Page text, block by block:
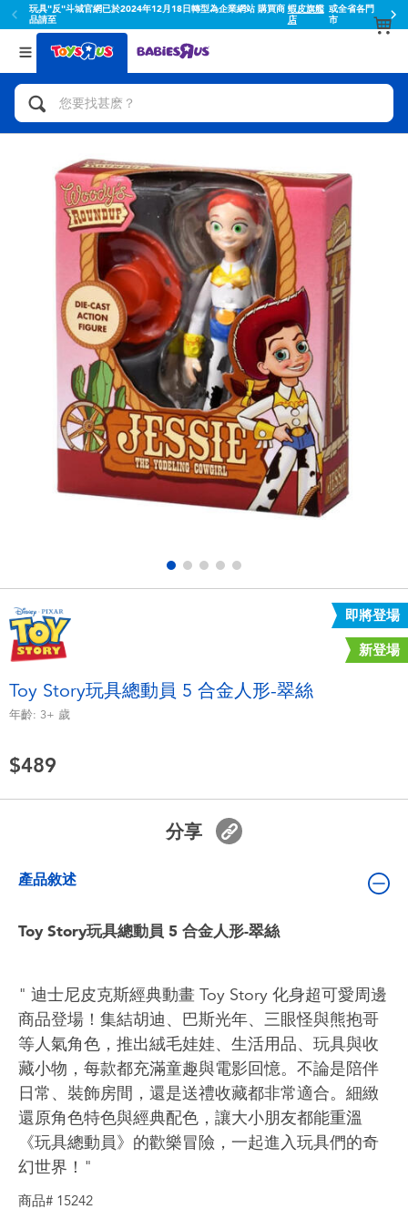
玩具"反"斗城官網已於2024年12月18日轉型為企業網站 購買商
品請至
蝦皮旗艦
店
或全省各門
市
返回
分類目錄
人氣英雄,角色扮演,射擊玩具
腳踏車,滑板車,騎乘車
拼砌組合及樂高LEGO
玩具車,貨車,火車及遙控系列
手工藝,文具,蠟筆,泥膠,畫板
娃娃, 芭比,收藏公仔
電子玩具
遊戲及拼圖系列
派對用品
電池
任天堂 Switch
盲盒
角色收藏
生活雜貨
返回
品牌
Toy Story玩具總動員
Super Mario超級瑪利歐
52TOYS
Fuggler
Miniso名創優品
playpop
LEGO樂高
Barbie芭比
NERF熱火 即將登場
新登場
Toy Story玩具總動員 5 合金人形-翠絲
年齡: 3+ 歲
$489
分享
產品敘述
Toy Story玩具總動員 5 合金人形-翠絲
" 迪士尼皮克斯經典動畫 Toy Story 化身超可愛周邊
商品登場！集結胡迪、巴斯光年、三眼怪與熊抱哥
等人氣角色，推出絨毛娃娃、生活用品、玩具與收
藏小物，每款都充滿童趣與電影回憶。不論是陪伴
日常、裝飾房間，還是送禮收藏都非常適合。細緻
還原角色特色與經典配色，讓大小朋友都能重溫
《玩具總動員》的歡樂冒險，一起進入玩具們的奇
幻世界！"
商品# 15242